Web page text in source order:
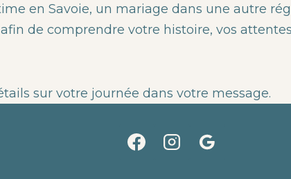
en Savoie, un mariage dans une autre
de comprendre votre histoire, vos
sur votre journée dans votre message.